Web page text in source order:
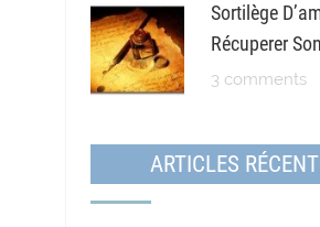
Sortilège
Récuperer
3 comments
ARTICLES